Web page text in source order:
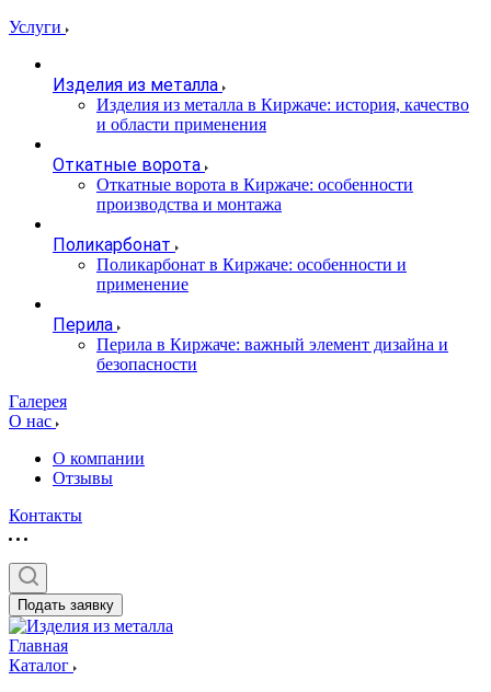
Услуги
Изделия из металла
Изделия из металла в Киржаче: история, качество
и области применения
Откатные ворота
Откатные ворота в Киржаче: особенности
производства и монтажа
Поликарбонат
Поликарбонат в Киржаче: особенности и
применение
Перила
Перила в Киржаче: важный элемент дизайна и
безопасности
Галерея
О нас
О компании
Отзывы
Контакты
Подать заявку
Главная
Каталог